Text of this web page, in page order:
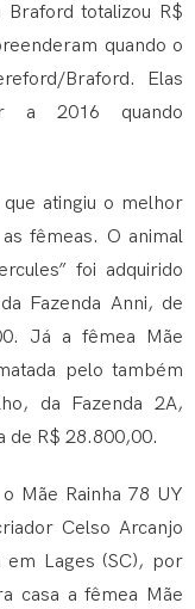
totalizou R$
quando o
Braford. Elas
a 2016 quando
atingiu o melhor
fêmeas. O animal
foi adquirido
Fazenda Anni, de
Já a fêmea Mãe
pelo também
da Fazenda 2A,
de R$ 28.800,00.
Mãe Rainha 78 UY
Celso Arcanjo
em Lages (SC), por
casa a fêmea Mãe